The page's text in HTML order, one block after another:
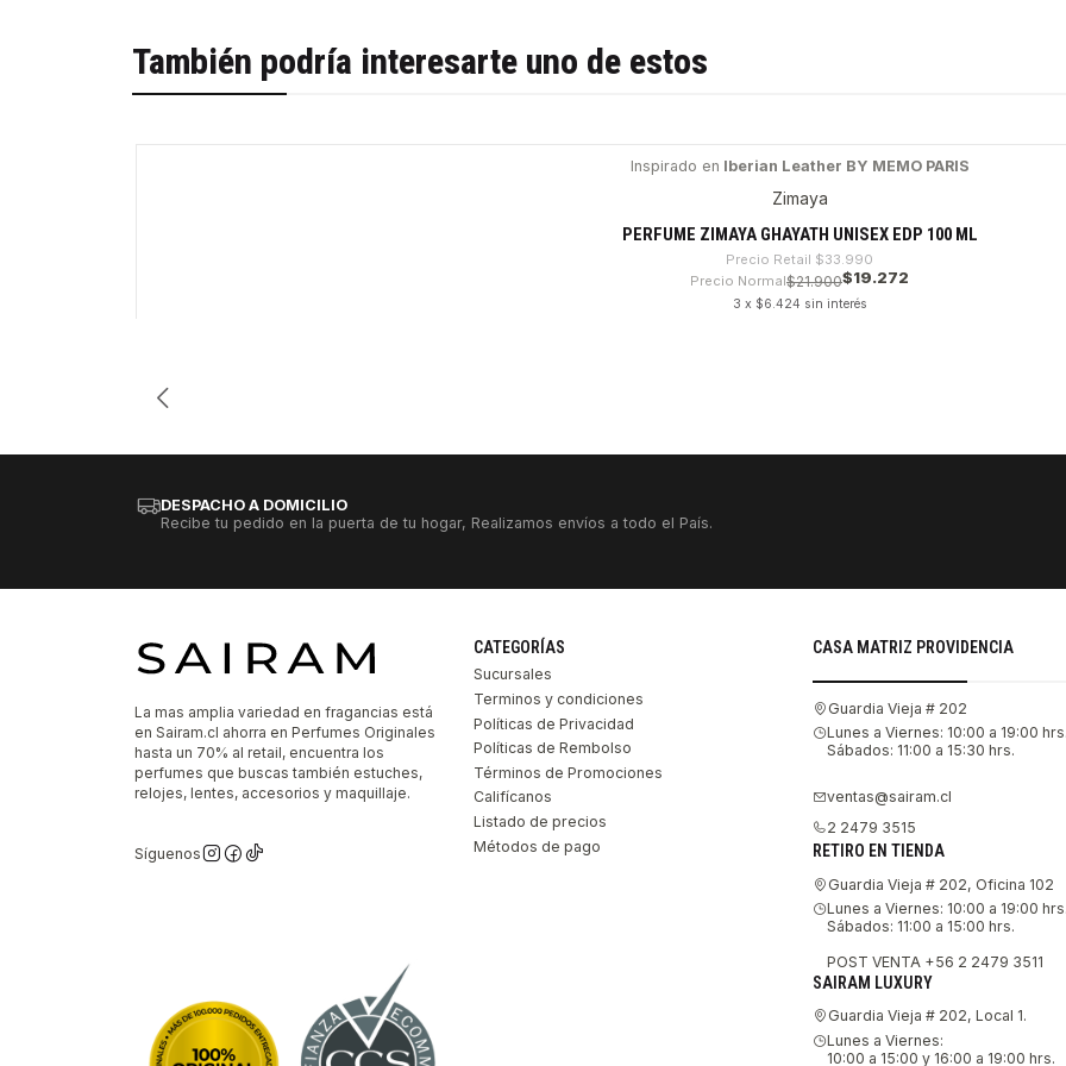
También podría interesarte uno de estos
Inspirado en Iberian Leather BY MEMO PARIS
Zimaya
PERFUME ZIMAYA GHAYATH UNISEX EDP 100 ML
Precio Retail $33.990
Precio Normal$21.900$19.272
3 x $6.424 sin interés
DESPACHO A DOMICILIO
Recibe tu pedido en la puerta de tu hogar, Realizamos envíos a todo el País.
La mas amplia variedad en fragancias está
en Sairam.cl ahorra en Perfumes Originales
hasta un 70% al retail, encuentra los
perfumes que buscas también estuches,
relojes, lentes, accesorios y maquillaje.
Síguenos
CATEGORÍAS
Sucursales
Terminos y condiciones
Políticas de Privacidad
Políticas de Rembolso
Términos de Promociones
Califícanos
Listado de precios
Métodos de pago
CASA MATRIZ PROVIDENCIA
Guardia Vieja # 202
Lunes a Viernes: 10:00 a 19:00 hrs.
Sábados: 11:00 a 15:30 hrs.
ventas@sairam.cl
2 2479 3515
RETIRO EN TIENDA
Guardia Vieja # 202, Oficina 102
Lunes a Viernes: 10:00 a 19:00 hrs.
Sábados: 11:00 a 15:00 hrs.
POST VENTA +56 2 2479 3511
SAIRAM LUXURY
Guardia Vieja # 202, Local 1.
Lunes a Viernes:
10:00 a 15:00 y 16:00 a 19:00 hrs.